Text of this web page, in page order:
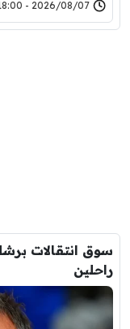
2026/08/07 - 18:00
راحلين